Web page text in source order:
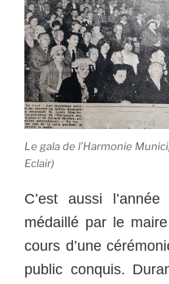
Le gala de l’Harmonie
Eclair)
C’est aussi
médaillé par le
cours d’une
public conquis.